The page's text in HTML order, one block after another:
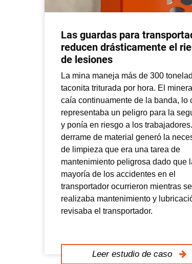
Las guardas para
reducen drásticamente el
de lesiones
La mina maneja más de 300
taconita triturada por hora. El
caía continuamente de la banda, lo
representaba un peligro para la
y ponía en riesgo a los trabajadores.
derrame de material generó la
de limpieza que era una tarea de
mantenimiento peligrosa dado que
mayoría de los accidentes en el
transportador ocurrieron mientras se
realizaba mantenimiento y
revisaba el transportador.
Leer estudio de caso